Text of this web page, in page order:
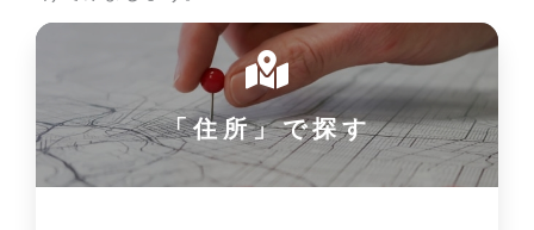
「住所」で探す